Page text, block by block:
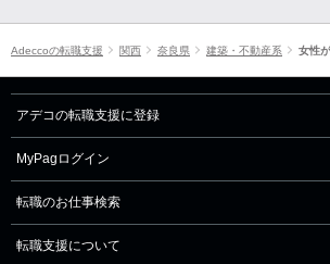
Adeccoの転職支援 関西 奈良県 建築・不動産系 女性
アデコの転職支援に登録
MyPagログイン
転職のお仕事検索
転職支援について